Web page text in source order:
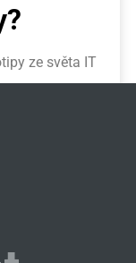
ze světa IT